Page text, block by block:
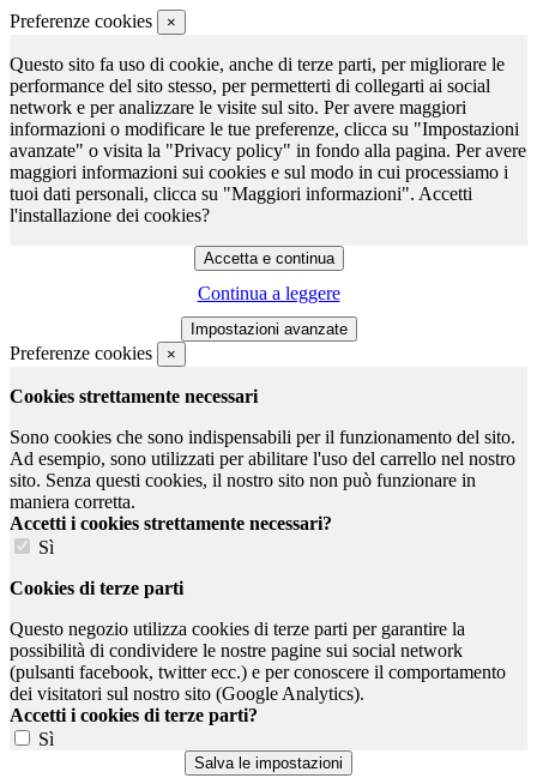
Preferenze cookies ×
Questo sito fa uso di cookie, anche di terze parti, per migliorare le
performance del sito stesso, per permetterti di collegarti ai social
network e per analizzare le visite sul sito. Per avere maggiori
informazioni o modificare le tue preferenze, clicca su "Impostazioni
avanzate" o visita la "Privacy policy" in fondo alla pagina. Per avere
maggiori informazioni sui cookies e sul modo in cui processiamo i
tuoi dati personali, clicca su "Maggiori informazioni". Accetti
l'installazione dei cookies?
Continua a leggere
Preferenze cookies ×
Cookies strettamente necessari
Sono cookies che sono indispensabili per il funzionamento del sito.
Ad esempio, sono utilizzati per abilitare l'uso del carrello nel nostro
sito. Senza questi cookies, il nostro sito non può funzionare in
maniera corretta.
Accetti i cookies strettamente necessari?
Sì
Cookies di terze parti
Questo negozio utilizza cookies di terze parti per garantire la
possibilità di condividere le nostre pagine sui social network
(pulsanti facebook, twitter ecc.) e per conoscere il comportamento
dei visitatori sul nostro sito (Google Analytics).
Accetti i cookies di terze parti?
Sì